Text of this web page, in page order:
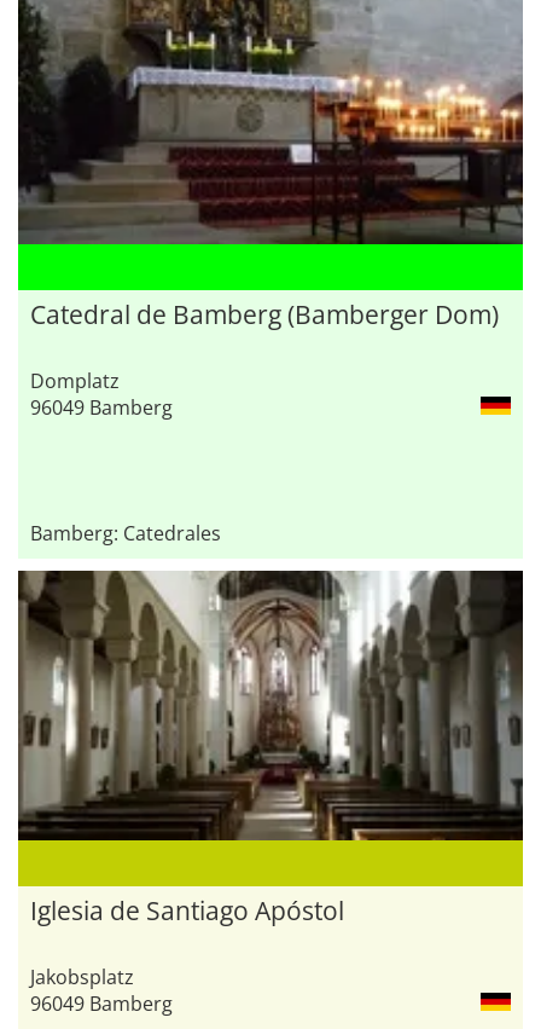
Catedral de Bamberg (Bamberger Dom)
Domplatz
96049 Bamberg
Bamberg: Catedrales
Iglesia de Santiago Apóstol
Jakobsplatz
96049 Bamberg